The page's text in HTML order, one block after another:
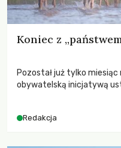
Koniec z
Pozostał już tylko miesiąc
obywatelską inicjatywą
niezwykle korzystne
funkcjonowania
Redakcja